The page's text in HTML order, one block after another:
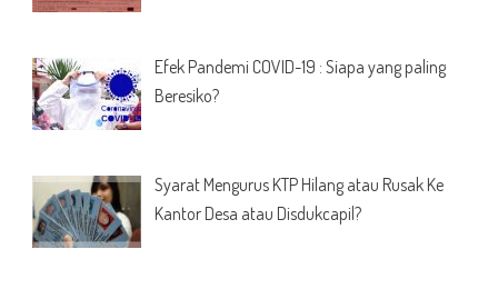
Efek Pandemi COVID-19 : Siapa yang paling
Beresiko?
Syarat Mengurus KTP Hilang atau Rusak Ke
Kantor Desa atau Disdukcapil?